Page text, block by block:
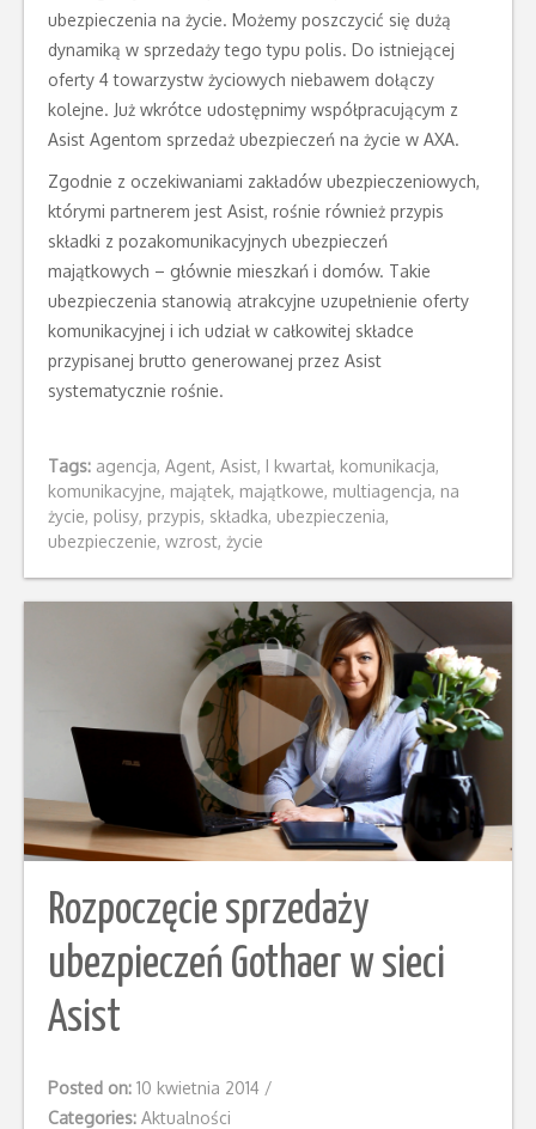
ubezpieczenia na życie. Możemy poszczycić się dużą
dynamiką w sprzedaży tego typu polis. Do istniejącej
oferty 4 towarzystw życiowych niebawem dołączy
kolejne. Już wkrótce udostępnimy współpracującym z
Asist Agentom sprzedaż ubezpieczeń na życie w AXA.
Zgodnie z oczekiwaniami zakładów ubezpieczeniowych,
którymi partnerem jest Asist, rośnie również przypis
składki z pozakomunikacyjnych ubezpieczeń
majątkowych – głównie mieszkań i domów. Takie
ubezpieczenia stanowią atrakcyjne uzupełnienie oferty
komunikacyjnej i ich udział w całkowitej składce
przypisanej brutto generowanej przez Asist
systematycznie rośnie.
Tags: agencja, Agent, Asist, I kwartał, komunikacja,
komunikacyjne, majątek, majątkowe, multiagencja, na
życie, polisy, przypis, składka, ubezpieczenia,
ubezpieczenie, wzrost, życie
Rozpoczęcie sprzedaży
ubezpieczeń Gothaer w sieci
Asist
Posted on: 10 kwietnia 2014 /
Categories: Aktualności